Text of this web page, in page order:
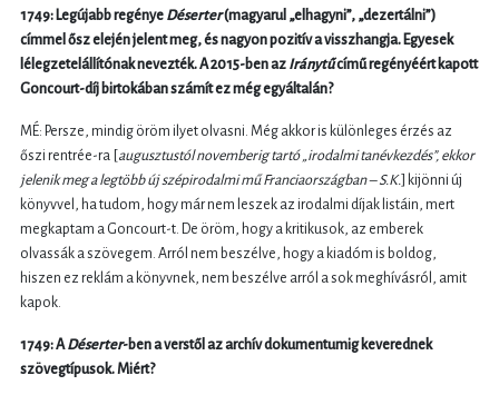
1749: Legújabb regénye Déserter(magyarul „elhagyni”, „dezertálni”)
címmel ősz elején jelent meg, és nagyon pozitív a visszhangja. Egyesek
lélegzetelállítónak nevezték. A 2015-ben az Iránytűcímű regényéért kapott
Goncourt-díj birtokában számít ez még egyáltalán?
MÉ: Persze, mindig öröm ilyet olvasni. Még akkor is különleges érzés az
őszi rentrée-ra [augusztustól novemberig tartó „irodalmi tanévkezdés”, ekkor
jelenik meg a legtöbb új szépirodalmi mű Franciaországban – S.K.] kijönni új
könyvvel, ha tudom, hogy már nem leszek az irodalmi díjak listáin, mert
megkaptam a Goncourt-t. De öröm, hogy a kritikusok, az emberek
olvassák a szövegem. Arról nem beszélve, hogy a kiadóm is boldog,
hiszen ez reklám a könyvnek, nem beszélve arról a sok meghívásról, amit
kapok.
1749: ADéserter-ben a verstől az archív dokumentumig keverednek
szövegtípusok. Miért?